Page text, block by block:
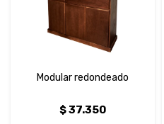
Modular redondeado
$37.350